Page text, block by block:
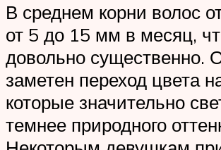
В среднем корни волос
от 5 до 15 мм в месяц,
довольно существенно.
заметен переход цвета
которые значительно
темнее природного